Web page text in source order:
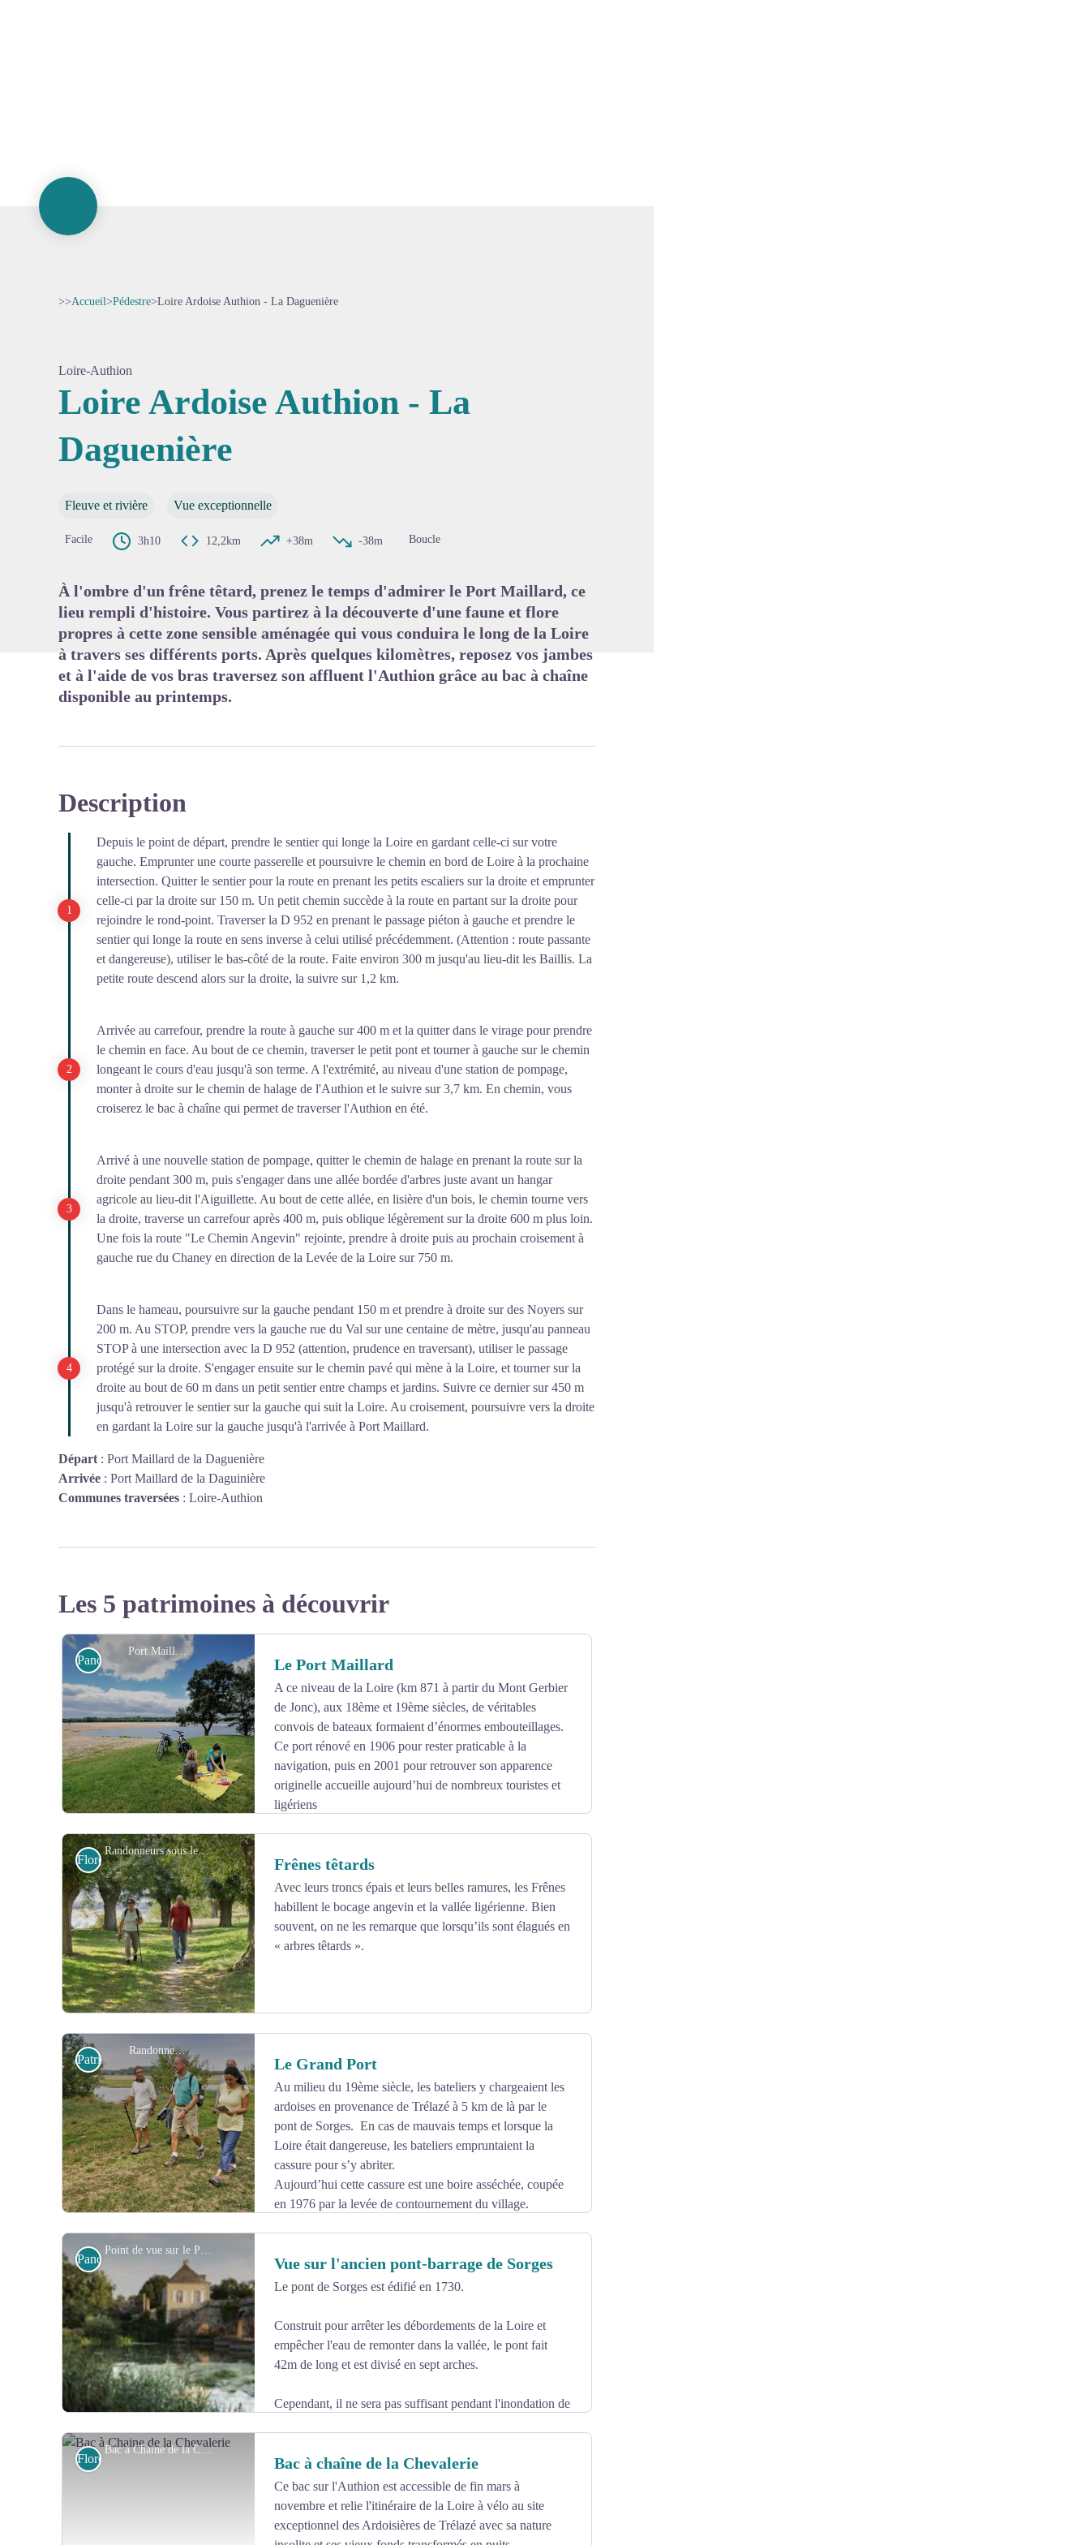
>>Accueil>Pédestre>Loire Ardoise Authion - La Daguenière
Loire-Authion
Loire Ardoise Authion - La
Daguenière
Fleuve et rivière Vue exceptionnelle
Facile 3h10 12,2km +38m -38m Boucle
À l'ombre d'un frêne têtard, prenez le temps d'admirer le Port Maillard, ce
lieu rempli d'histoire. Vous partirez à la découverte d'une faune et flore
propres à cette zone sensible aménagée qui vous conduira le long de la Loire
à travers ses différents ports. Après quelques kilomètres, reposez vos jambes
et à l'aide de vos bras traversez son affluent l'Authion grâce au bac à chaîne
disponible au printemps.
Description
Depuis le point de départ, prendre le sentier qui longe la Loire en gardant celle-ci sur votre
gauche. Emprunter une courte passerelle et poursuivre le chemin en bord de Loire à la prochaine
intersection. Quitter le sentier pour la route en prenant les petits escaliers sur la droite et emprunter
celle-ci par la droite sur 150 m. Un petit chemin succède à la route en partant sur la droite pour
rejoindre le rond-point. Traverser la D 952 en prenant le passage piéton à gauche et prendre le
sentier qui longe la route en sens inverse à celui utilisé précédemment. (Attention : route passante
et dangereuse), utiliser le bas-côté de la route. Faite environ 300 m jusqu'au lieu-dit les Baillis. La
petite route descend alors sur la droite, la suivre sur 1,2 km.
Arrivée au carrefour, prendre la route à gauche sur 400 m et la quitter dans le virage pour prendre
le chemin en face. Au bout de ce chemin, traverser le petit pont et tourner à gauche sur le chemin
longeant le cours d'eau jusqu'à son terme. A l'extrémité, au niveau d'une station de pompage,
monter à droite sur le chemin de halage de l'Authion et le suivre sur 3,7 km. En chemin, vous
croiserez le bac à chaîne qui permet de traverser l'Authion en été.
Arrivé à une nouvelle station de pompage, quitter le chemin de halage en prenant la route sur la
droite pendant 300 m, puis s'engager dans une allée bordée d'arbres juste avant un hangar
agricole au lieu-dit l'Aiguillette. Au bout de cette allée, en lisière d'un bois, le chemin tourne vers
la droite, traverse un carrefour après 400 m, puis oblique légèrement sur la droite 600 m plus loin.
Une fois la route "Le Chemin Angevin" rejointe, prendre à droite puis au prochain croisement à
gauche rue du Chaney en direction de la Levée de la Loire sur 750 m.
Dans le hameau, poursuivre sur la gauche pendant 150 m et prendre à droite sur des Noyers sur
200 m. Au STOP, prendre vers la gauche rue du Val sur une centaine de mètre, jusqu'au panneau
STOP à une intersection avec la D 952 (attention, prudence en traversant), utiliser le passage
protégé sur la droite. S'engager ensuite sur le chemin pavé qui mène à la Loire, et tourner sur la
droite au bout de 60 m dans un petit sentier entre champs et jardins. Suivre ce dernier sur 450 m
jusqu'à retrouver le sentier sur la gauche qui suit la Loire. Au croisement, poursuivre vers la droite
en gardant la Loire sur la gauche jusqu'à l'arrivée à Port Maillard.
Départ : Port Maillard de la Daguenière
Arrivée : Port Maillard de la Daguinière
Communes traversées : Loire-Authion
Les 5 patrimoines à découvrir
Port Maillard
Voir l'image en plein écran
Panoramas et point de vue Le Port Maillard
A ce niveau de la Loire (km 871 à partir du Mont Gerbier
de Jonc), aux 18ème et 19ème siècles, de véritables
convois de bateaux formaient d’énormes embouteillages.
Ce port rénové en 1906 pour rester praticable à la
navigation, puis en 2001 pour retrouver son apparence
originelle accueille aujourd’hui de nombreux touristes et
ligériens
Retrouvez un panneau d'interprétation sur ce lieu !
Point de vue sur la Loire.
Aire de stationnement pour Camping-car.
Randonneurs sous les Frênes Tétards - Commune Loire - Authion
Voir l'image en plein écran
Flore Frênes têtards
Avec leurs troncs épais et leurs belles ramures, les Frênes
habillent le bocage angevin et la vallée ligérienne. Bien
souvent, on ne les remarque que lorsqu’ils sont élagués en
« arbres têtards ».
Randonneurs
Voir l'image en plein écran
Patrimoine et histoire Le Grand Port
Au milieu du 19ème siècle, les bateliers y chargeaient les
ardoises en provenance de Trélazé à 5 km de là par le
pont de Sorges. En cas de mauvais temps et lorsque la
Loire était dangereuse, les bateliers empruntaient la
cassure pour s’y abriter.
Aujourd’hui cette cassure est une boire asséchée, coupée
en 1976 par la levée de contournement du village.
Point de vue sur le Pont de Sorges
Voir l'image en plein écran
Panoramas et point de vue Vue sur l'ancien pont-barrage de Sorges
Le pont de Sorges est édifié en 1730.
Construit pour arrêter les débordements de la Loire et
empêcher l'eau de remonter dans la vallée, le pont fait
42m de long et est divisé en sept arches.
Cependant, il ne sera pas suffisant pendant l'inondation de
Bac à Chaine de la Chevalerie - Commune de Loire - Authion
Flore Bac à chaîne de la Chevalerie
Ce bac sur l'Authion est accessible de fin mars à
novembre et relie l'itinéraire de la Loire à vélo au site
exceptionnel des Ardoisières de Trélazé avec sa nature